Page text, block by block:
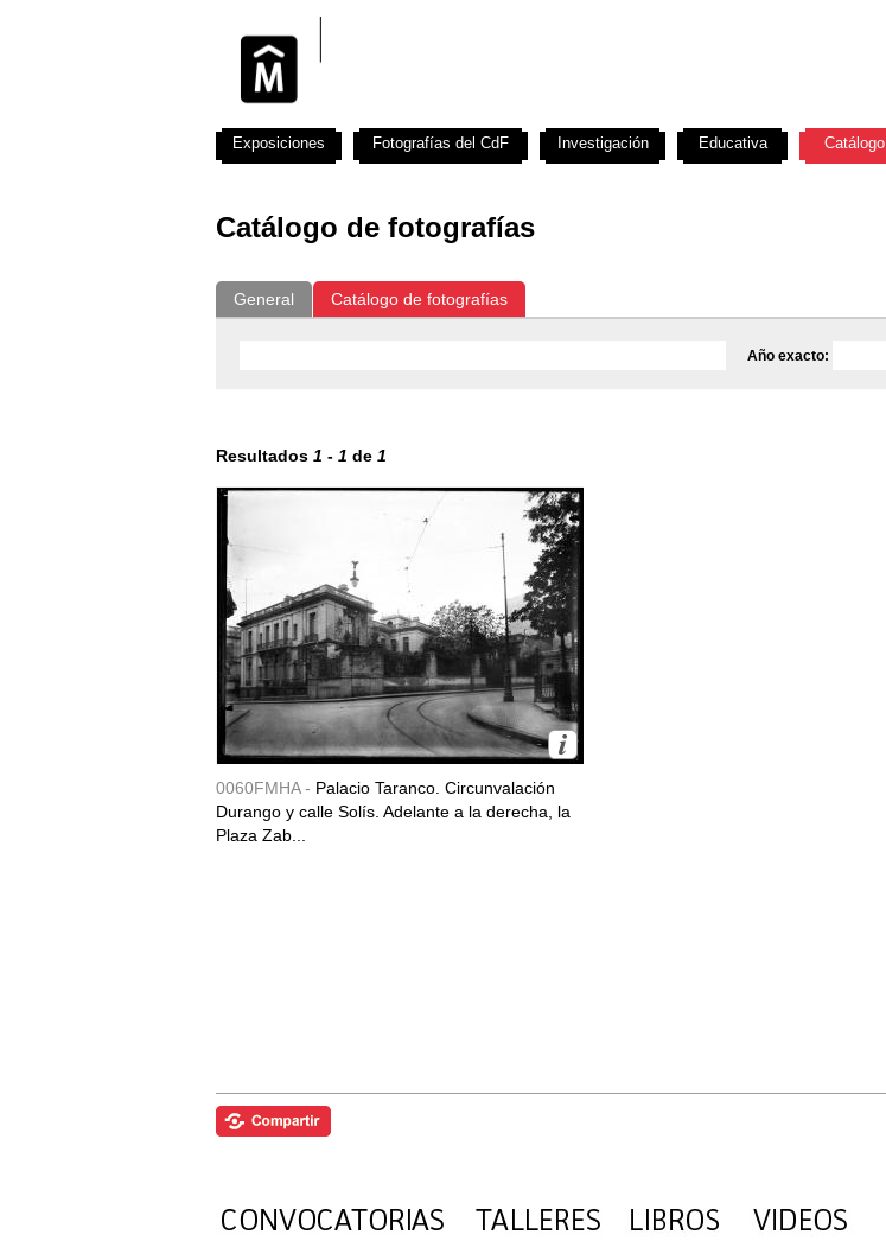
Catálogo de fotografías
General Catálogo de fotografías
Año exacto:
Resultados 1 - 1 de 1
0060FMHA - Palacio Taranco. Circunvalación
Durango y calle Solís. Adelante a la derecha, la
Plaza Zab...
Exposiciones Fotografías del CdF Investigación Educativa Catálogo